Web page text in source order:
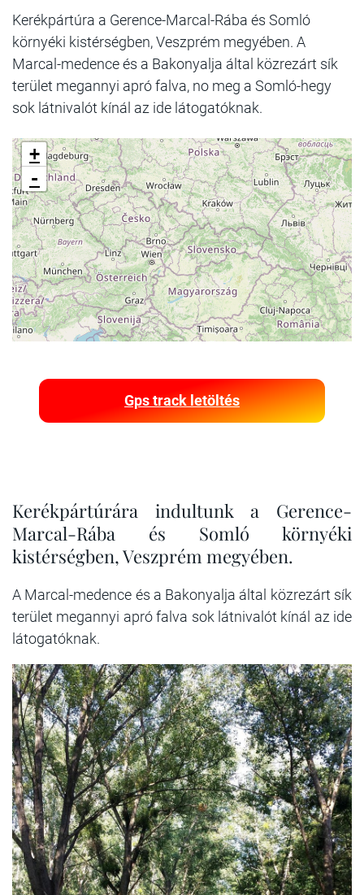
Kerékpártúra a Gerence-Marcal-Rába és Somló
környéki kistérségben, Veszprém megyében. A
Marcal-medence és a Bakonyalja által közrezárt sík
terület megannyi apró falva, no meg a Somló-hegy
sok látnivalót kínál az ide látogatóknak.
+
-
Gps track letöltés
Kerékpártúrára indultunk a Gerence-
Marcal-Rába és Somló környéki
kistérségben, Veszprém megyében.
A Marcal-medence és a Bakonyalja által közrezárt sík
terület megannyi apró falva sok látnivalót kínál az ide
látogatóknak.